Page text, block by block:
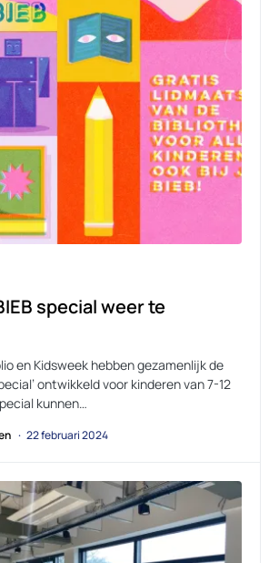
special weer te
en Kidsweek hebben gezamenlijk de
ontwikkeld voor kinderen van 7-12
kunnen…
22 februari 2024